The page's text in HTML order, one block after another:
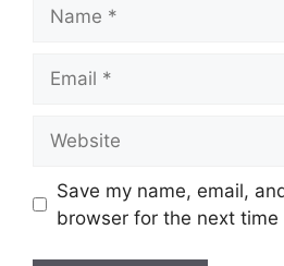
Save my name, email,
browser for the next time